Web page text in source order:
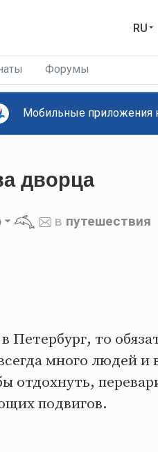
RU
Форумы
Мобильные приложения
дворца
в путешествия
Петербург, то
много людей и
отдохнуть,
подвигов.